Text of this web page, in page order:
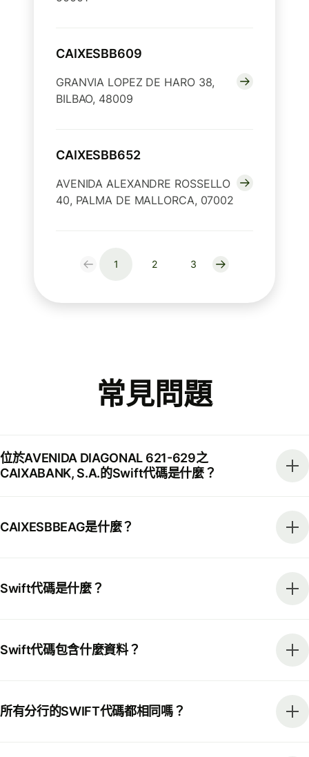
CAIXESBB609
GRANVIA LOPEZ DE HARO 38,
BILBAO, 48009
CAIXESBB652
AVENIDA ALEXANDRE ROSSELLO
40, PALMA DE MALLORCA, 07002
1 2 3
常見問題
位於AVENIDA DIAGONAL 621-629之
CAIXABANK, S.A.的Swift代碼是什麼？
CAIXESBBEAG是什麼？
Swift代碼是什麼？
Swift代碼包含什麼資料？
所有分行的SWIFT代碼都相同嗎？